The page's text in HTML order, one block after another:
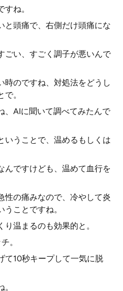
ね。
と頭痛で、右側だけ頭痛にな
ごい、すごく調子が悪いんで
時のですね、対処法をどうし
。
、AIに聞いて調べてみたんで
いうことで、温めるもしくは
んですけども、温めて血行を
性の痛みなので、冷やして炎
ことですね。
温まるのも効果的と。
。
て10秒キープして一気に脱